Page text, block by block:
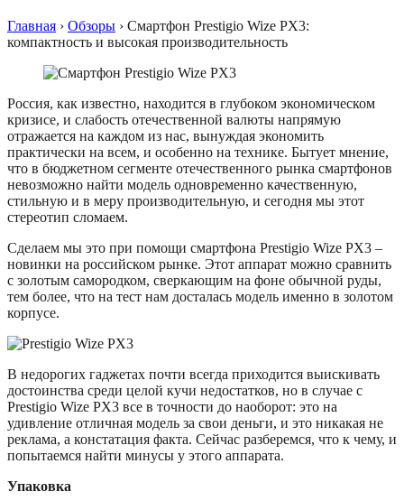
Главная › Обзоры › Смартфон Prestigio Wize PX3:
компактность и высокая производительность
Россия, как известно, находится в глубоком экономическом
кризисе, и слабость отечественной валюты напрямую
отражается на каждом из нас, вынуждая экономить
практически на всем, и особенно на технике. Бытует мнение,
что в бюджетном сегменте отечественного рынка смартфонов
невозможно найти модель одновременно качественную,
стильную и в меру производительную, и сегодня мы этот
стереотип сломаем.
Сделаем мы это при помощи смартфона Prestigio Wize PX3 –
новинки на российском рынке. Этот аппарат можно сравнить
с золотым самородком, сверкающим на фоне обычной руды,
тем более, что на тест нам досталась модель именно в золотом
корпусе.
В недорогих гаджетах почти всегда приходится выискивать
достоинства среди целой кучи недостатков, но в случае с
Prestigio Wize PX3 все в точности до наоборот: это на
удивление отличная модель за свои деньги, и это никакая не
реклама, а констатация факта. Сейчас разберемся, что к чему, и
попытаемся найти минусы у этого аппарата.
Упаковка